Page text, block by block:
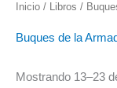
Inicio / Libros /
Buques de la
Mostrando 13–23